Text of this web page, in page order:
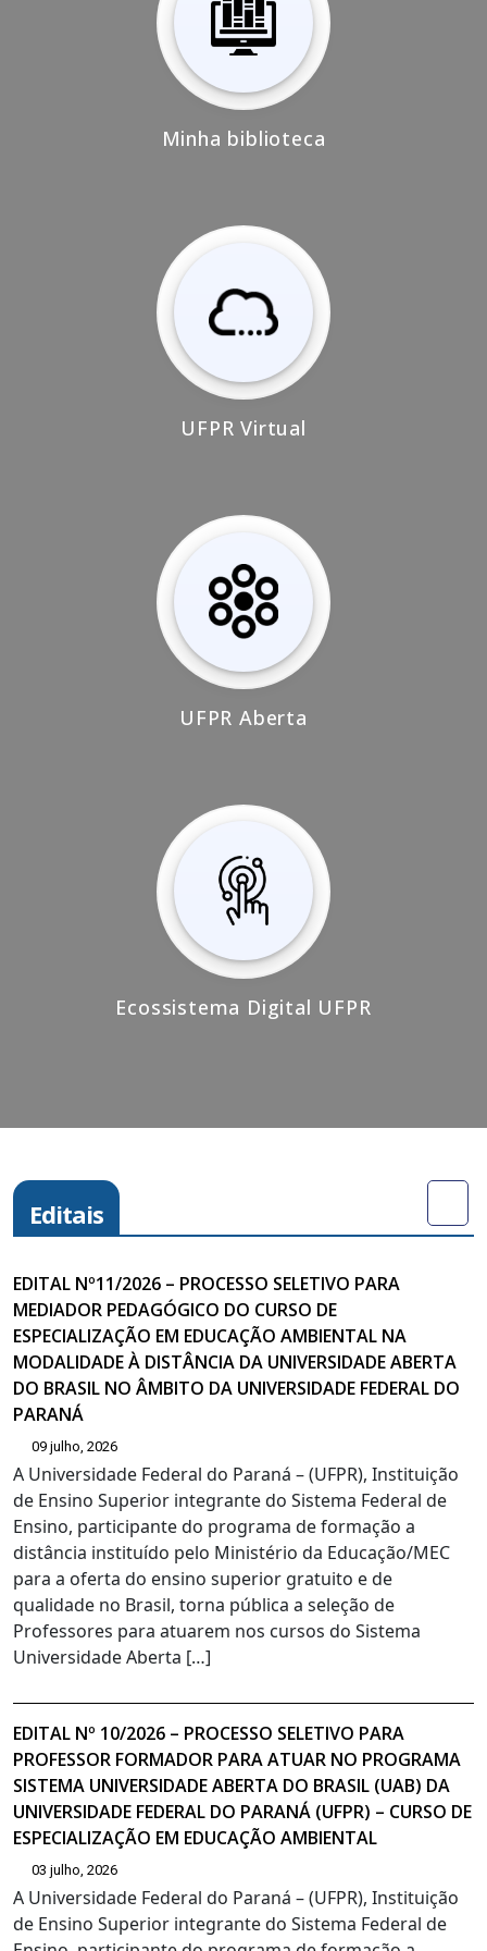
Minha biblioteca
UFPR Virtual
UFPR Aberta
Ecossistema Digital UFPR
Editais
EDITAL Nº11/2026 – PROCESSO SELETIVO PARA
MEDIADOR PEDAGÓGICO DO CURSO DE
ESPECIALIZAÇÃO EM EDUCAÇÃO AMBIENTAL NA
MODALIDADE À DISTÂNCIA DA UNIVERSIDADE ABERTA
DO BRASIL NO ÂMBITO DA UNIVERSIDADE FEDERAL DO
PARANÁ
09 julho, 2026
A Universidade Federal do Paraná – (UFPR), Instituição
de Ensino Superior integrante do Sistema Federal de
Ensino, participante do programa de formação a
distância instituído pelo Ministério da Educação/MEC
para a oferta do ensino superior gratuito e de
qualidade no Brasil, torna pública a seleção de
Professores para atuarem nos cursos do Sistema
Universidade Aberta […]
EDITAL Nº 10/2026 – PROCESSO SELETIVO PARA
PROFESSOR FORMADOR PARA ATUAR NO PROGRAMA
SISTEMA UNIVERSIDADE ABERTA DO BRASIL (UAB) DA
UNIVERSIDADE FEDERAL DO PARANÁ (UFPR) – CURSO DE
ESPECIALIZAÇÃO EM EDUCAÇÃO AMBIENTAL
03 julho, 2026
A Universidade Federal do Paraná – (UFPR), Instituição
de Ensino Superior integrante do Sistema Federal de